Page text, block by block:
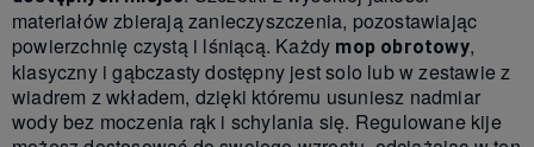
materiałów zbierają zanieczyszczenia, pozostawiając
powierzchnię czystą i lśniącą. Każdy mop obrotowy,
klasyczny i gąbczasty dostępny jest solo lub w zestawie z
wiadrem z wkładem, dzięki któremu usuniesz nadmiar
wody bez moczenia rąk i schylania się. Regulowane kije